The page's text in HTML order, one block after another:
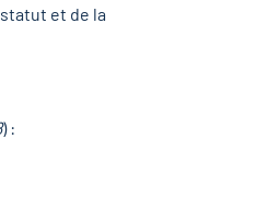
et de la
) :